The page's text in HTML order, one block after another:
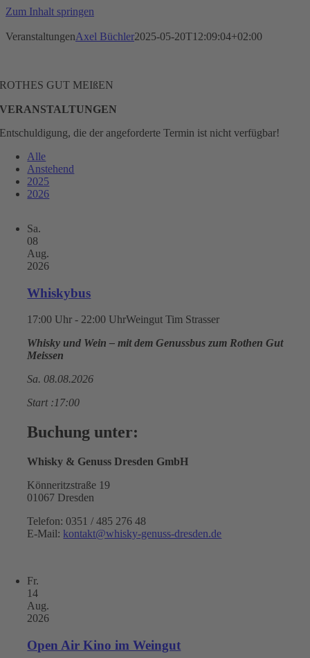
Zum Inhalt springen
VeranstaltungenAxel Büchler2025-05-20T12:09:04+02:00
ROTHES GUT MEIßEN
VERANSTALTUNGEN
Entschuldigung, die der angeforderte Termin ist nicht verfügbar!
Alle
Anstehend
2025
2026
Sa.
08
Aug.
2026
Whiskybus
17:00 Uhr - 22:00 UhrWeingut Tim Strasser
Whisky und Wein – mit dem Genussbus zum Rothen Gut
Meissen
Sa. 08.08.2026
Start :17:00
Buchung unter:
Whisky & Genuss Dresden GmbH
Könneritzstraße 19
01067 Dresden
Telefon: 0351 / 485 276 48
E-Mail: kontakt@whisky-genuss-dresden.de
Fr.
14
Aug.
2026
Open Air Kino im Weingut